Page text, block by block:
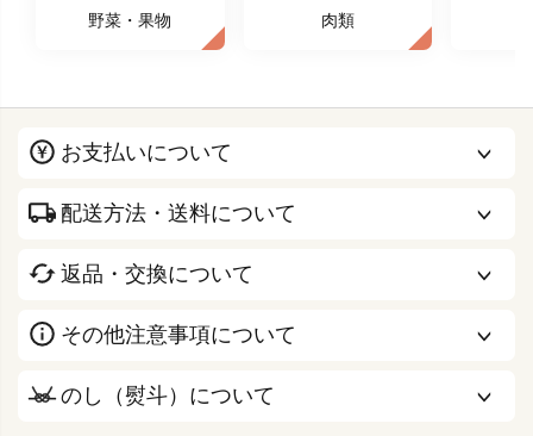
野菜・果物 肉類
お支払いについて
配送方法・送料について
返品・交換について
その他注意事項について
のし（熨斗）について